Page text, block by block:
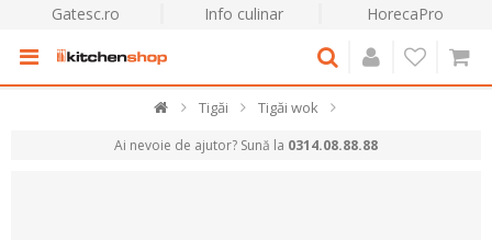
Gatesc.ro Info culinar HorecaPro
Tigăi Tigăi wok
Ai nevoie de ajutor? Sună la 0314.08.88.88